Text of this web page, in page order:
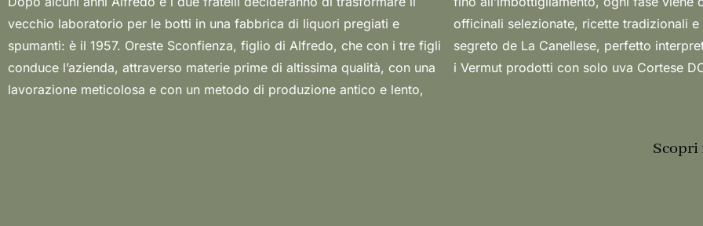
vecchio laboratorio per le botti in una fabbrica di liquori pregiati e
spumanti: è il 1957. Oreste Sconfienza, figlio di Alfredo, che con i tre figli
conduce l’azienda, attraverso materie prime di altissima qualità, con una
lavorazione meticolosa e con un metodo di produzione antico e lento,
officinali selezionate, ricette tradizionali e metodi artigianali sono il
segreto de La Canellese, perfetto interprete del rinnovato interesse verso
i Vermut prodotti con solo uva Cortese